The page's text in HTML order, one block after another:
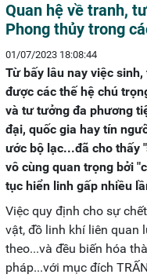
Quan hệ về tranh,
Phong thủy trong
01/07/2023 18:08:44
Từ bấy lâu nay việc
được các thế hệ chú
và tư tưởng đa phương
đại, quốc gia hay tín
ước bộ lạc...đã cho thấy
vô cùng quan trọng bởi
tục hiển linh gấp nhiều
Việc quy định cho sự
vật, đồ linh khí liên quan
theo...và đều biến hóa
pháp...với mục đích